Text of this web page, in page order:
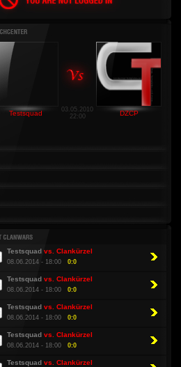
Testsquad
03.05.2010
22:00
DZCP
Testsquad vs. Clankürzel
08.06.2014 - 18:00 0:0
Testsquad vs. Clankürzel
08.06.2014 - 18:00 0:0
Testsquad vs. Clankürzel
08.06.2014 - 18:00 0:0
Testsquad vs. Clankürzel
08.06.2014 - 18:00 0:0
Testsquad vs. Clankürzel